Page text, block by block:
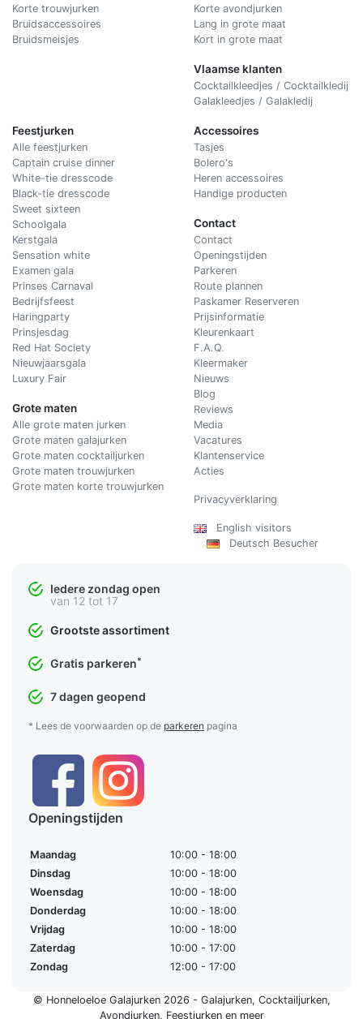
Korte trouwjurken
Bruidsaccessoires
Bruidsmeisjes
Korte avondjurken
Lang in grote maat
Kort in grote maat
Vlaamse klanten
Cocktailkleedjes / Cocktailkledij
Galakleedjes / Galakledij
Feestjurken
Alle feestjurken
Captain cruise dinner
White-tie dresscode
Black-tie dresscode
Sweet sixteen
Schoolgala
Kerstgala
Sensation white
Examen gala
Prinses Carnaval
Bedrijfsfeest
Haringparty
Prinsjesdag
Red Hat Society
Nieuwjaarsgala
Luxury Fair
Grote maten
Alle grote maten jurken
Grote maten galajurken
Grote maten cocktailjurken
Grote maten trouwjurken
Grote maten korte trouwjurken
Accessoires
Tasjes
Bolero's
Heren accessoires
Handige producten
Contact
Contact
Openingstijden
Parkeren
Route plannen
Paskamer Reserveren
Prijsinformatie
Kleurenkaart
F.A.Q.
Kleermaker
Nieuws
Blog
Reviews
Media
Vacatures
Klantenservice
Acties
Privacyverklaring
English visitors
Deutsch Besucher
Iedere zondag open
van 12 tot 17
Grootste assortiment
Gratis parkeren*
7 dagen geopend
* Lees de voorwaarden op de parkeren pagina
Openingstijden
Maandag
10:00 - 18:00
Dinsdag
10:00 - 18:00
Woensdag
10:00 - 18:00
Donderdag
10:00 - 18:00
Vrijdag
10:00 - 18:00
Zaterdag
10:00 - 17:00
Zondag
12:00 - 17:00
© Honneloeloe Galajurken 2026 - Galajurken, Cocktailjurken,
Avondjurken, Feestjurkenen meer